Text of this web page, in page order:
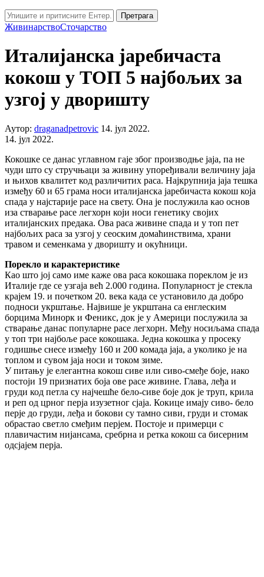
Претрага
ЖивинарствоСточарство
Италијанска јаребичаста
кокош у ТОП 5 најбољих за
узгој у дворишту
Аутор: draganadpetrovic 14. јул 2022.
14. јул 2022.
Кокошке се данас углавном гаје због производње јаја, па не
чуди што су стручњаци за живину упоређивали величину јаја
и њихов квалитет код различитих раса. Најкрупнија јаја тешка
између 60 и 65 грама носи италијанска јаребичаста кокош која
спада у најстарије расе на свету. Она је послужила као основ
иза стварање расе легхорн који носи генетику својих
италијанских предака. Ова раса живине спада и у топ пет
најбољих раса за узгој у сеоским домаћинствима, храни
травом и семенкама у дворишту и окућници.
Порекло и карактеристике
Као што јој само име каже ова раса кокошака пореклом је из
Италије где се узгаја већ 2.000 година. Популарност је стекла
крајем 19. и почетком 20. века када се установило да добро
подноси укрштање. Највише је укрштана са енглеским
борцима Минорк и Феникс, док је у Америци послужила за
стварање данас популарне расе легхорн. Међу носиљама спада
у топ три најбоље расе кокошака. Једна кокошка у просеку
годишње снесе између 160 и 200 комада јаја, а уколико је на
топлом и сувом јаја носи и током зиме.
У питању је елегантна кокош сиве или сиво-смеђе боје, иако
постоји 19 признатих боја ове расе живине. Глава, леђа и
груди код петла су најчешће бело-сиве боје док је труп, крила
и реп од црног перја изузетног сјаја. Кокице имају сиво- бело
перје до груди, леђа и бокови су тамно сиви, груди и стомак
обрастао светло смеђим перјем. Постоје и примерци с
плавичастим нијансама, сребрна и ретка кокош са бисерним
одсјајем перја.